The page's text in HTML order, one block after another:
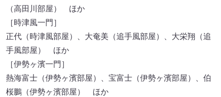
（高田川部屋） ほか
［時津風一門］
正代（時津風部屋）、大奄美（追手風部屋）、大栄翔（追
手風部屋） ほか
［伊勢ヶ濱一門］
熱海富士（伊勢ヶ濱部屋）、宝富士（伊勢ヶ濱部屋）、伯
桜鵬（伊勢ヶ濱部屋） ほか